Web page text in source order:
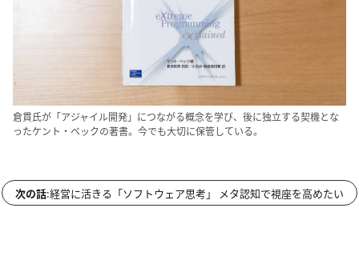
倉貫氏が「アジャイル開発」につながる概念を学び、後に独立する契機とな
ったケント・ベックの著書。今でも大切に保管している。
次の話:経営に活きる「ソフトウェア思考」 メタ認知で視座を高めたい